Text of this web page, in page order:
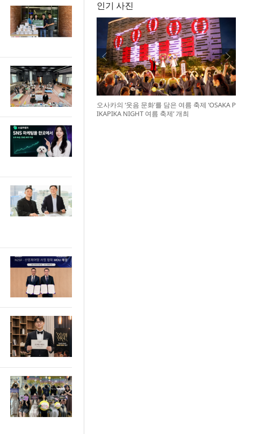
인기 사진
오사카의 ‘웃음 문화’를 담은 여름 축제 ‘OSAKA P
IKAPIKA NIGHT 여름 축제’ 개최